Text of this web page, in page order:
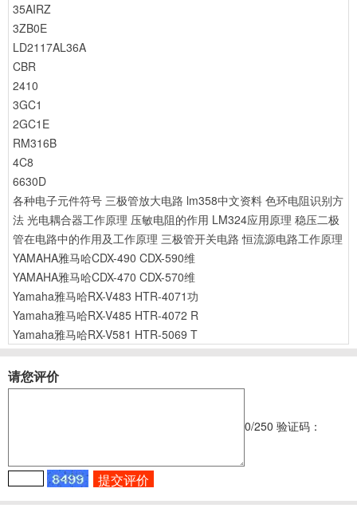
35AIRZ
3ZB0E
LD2117AL36A
CBR
2410
3GC1
2GC1E
RM316B
4C8
6630D
各种电子元件符号 三极管放大电路 lm358中文资料 色环电阻识别方
法 光电耦合器工作原理 压敏电阻的作用 LM324应用原理 稳压二极
管在电路中的作用及工作原理 三极管开关电路 恒流源电路工作原理
YAMAHA雅马哈CDX-490 CDX-590维
YAMAHA雅马哈CDX-470 CDX-570维
Yamaha雅马哈RX-V483 HTR-4071功
Yamaha雅马哈RX-V485 HTR-4072 R
Yamaha雅马哈RX-V581 HTR-5069 T
请您评价
0/250 验证码：